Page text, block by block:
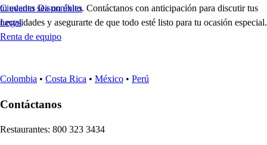
tu evento sea un éxito. Contáctanos con anticipación para discutir tus
necesidades y asegurarte de que todo esté listo para tu ocasión especial.
Ciudades Disponibles
Legal
Renta de equipo
Colombia • Costa Rica • México • Perú
Contáctanos
Restaurantes: 800 323 3434